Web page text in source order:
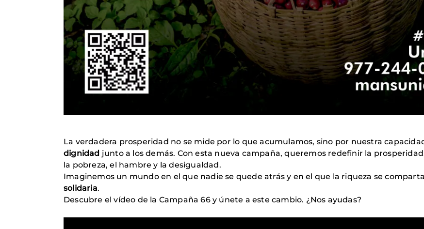
La verdadera prosperidad no se mide por lo que acumulamos, sino por nuestra
dignidad junto a los demás. Con esta nueva campaña, queremos redefinir la
la pobreza, el hambre y la desigualdad.
Imaginemos un mundo en el que nadie se quede atrás y en el que la riqueza se
solidaria.
Descubre el vídeo de la Campaña 66 y únete a este cambio. ¿Nos ayudas?